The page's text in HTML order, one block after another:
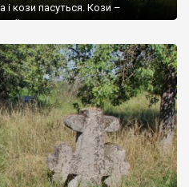
і кози пасуться. Кози –
для старих кладовищ,
бо то улюблений
ціла колекція
відносно невелике, […]